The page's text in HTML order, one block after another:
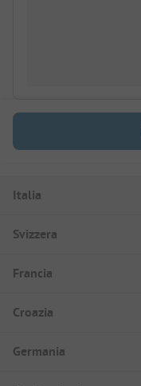
Italia
Svizzera
Francia
Croazia
Germania